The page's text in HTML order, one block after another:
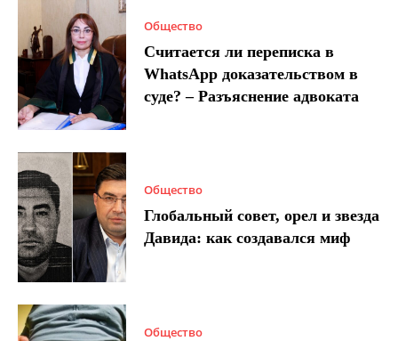
Общество
Считается ли переписка в
WhatsApp доказательством в
суде? – Разъяснение адвоката
Общество
Глобальный совет, орел и звезда
Давида: как создавался миф
Общество